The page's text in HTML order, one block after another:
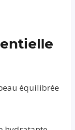
équilibrée